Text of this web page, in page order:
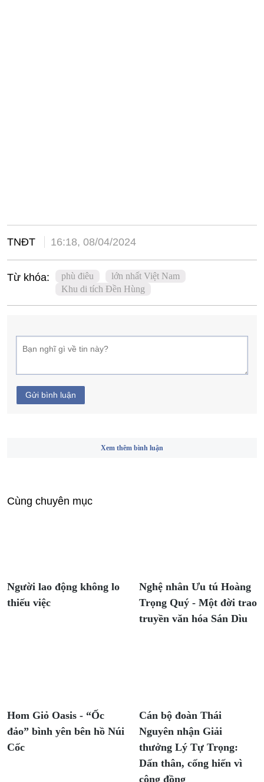
TNĐT 16:18, 08/04/2024
Từ khóa: phù điêu
lớn nhất Việt Nam
Khu di tích Đền Hùng
Gửi bình luận
Xem thêm bình luận
Cùng chuyên mục
Người lao động không lo
thiếu việc
Nghệ nhân Ưu tú Hoàng
Trọng Quý - Một đời trao
truyền văn hóa Sán Dìu
Hom Giỏ Oasis - “Ốc
đảo” bình yên bên hồ Núi
Cốc
Cán bộ đoàn Thái
Nguyên nhận Giải
thưởng Lý Tự Trọng:
Dấn thân, cống hiến vì
cộng đồng